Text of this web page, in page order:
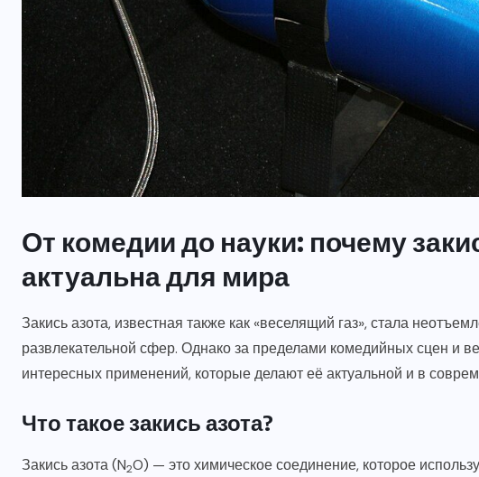
От комедии до науки: почему
актуальна для мира
Закись азота, известная также как «веселящий газ», стала
развлекательной сфер. Однако за пределами комедийных сцен и
интересных применений, которые делают её актуальной и в
Что такое закись азота?
Закись азота (N2O) — это химическое соединение, которое
АЗОТ БЕЗОПАСНОСТЬ
ОБОРУДОВАНИЕ ПРИМЕНЕНИЕ
Как действовать при
отравлении закисью азота?